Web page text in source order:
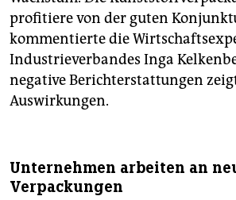
profitiere von der guten
kommentierte die
Industrieverbandes Inga
negative Berichterstattungen
Auswirkungen.
Unternehmen arbeiten an
Verpackungen